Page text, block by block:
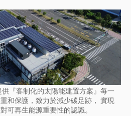
『客制化的太陽能建置方案』每一
和保護，致力於減少碳足跡， 實現
可再生能源重要性的認識。